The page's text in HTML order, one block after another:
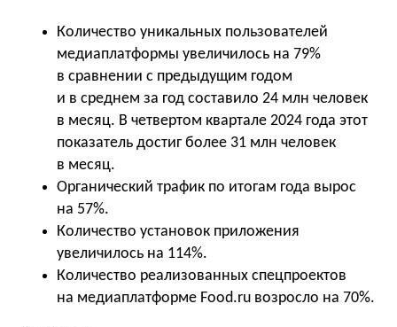
Количество уникальных пользователей
медиаплатформы увеличилось на 79%
в сравнении с предыдущим годом
и в среднем за год составило 24 млн человек
в месяц. В четвертом квартале 2024 года этот
показатель достиг более 31 млн человек
в месяц.
Органический трафик по итогам года вырос
на 57%.
Количество установок приложения
увеличилось на 114%.
Количество реализованных спецпроектов
на медиаплатформе Food.ru возросло на 70%.